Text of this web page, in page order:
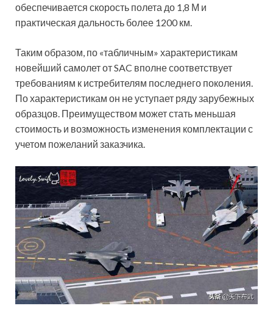
обеспечивается скорость полета до 1,8 М и
практическая дальность более 1200 км.
Таким образом, по «табличным» характеристикам
новейший самолет от SAC вполне соответствует
требованиям к истребителям последнего поколения.
По характеристикам он не уступает ряду зарубежных
образцов. Преимуществом может стать меньшая
стоимость и возможность изменения комплектации с
учетом пожеланий заказчика.